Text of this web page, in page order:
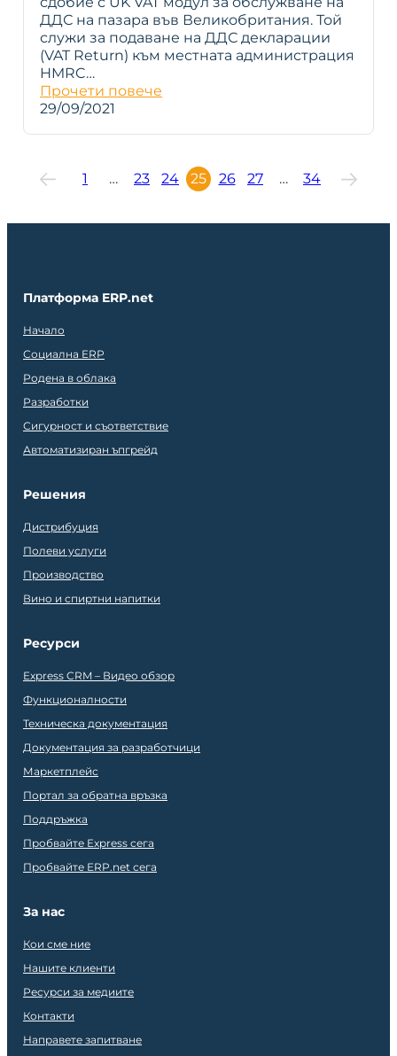
ДДС на пазара във Великобритания. Той
служи за подаване на ДДС декларации
(VAT Return) към местната администрация
HMRC…
Прочети повече
29/09/2021
1 … 23 24 25 26 27 … 34
Платформа ERP.net
Начало
Социална ERP
Родена в облака
Разработки
Сигурност и съответствие
Автоматизиран ъпгрейд
Решения
Дистрибуция
Полеви услуги
Производство
Вино и спиртни напитки
Ресурси
Express CRM – Видео обзор
Функционалности
Техническа документация
Документация за разработчици
Маркетплейс
Портал за обратна връзка
Поддръжка
Пробвайте Express сега
Пробвайте ERP.net сега
За нас
Кои сме ние
Нашите клиенти
Ресурси за медиите
Контакти
Направете запитване